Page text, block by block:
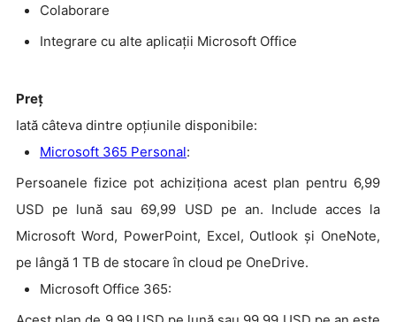
Colaborare
Integrare cu alte aplicații Microsoft Office
Preţ
Iată câteva dintre opțiunile disponibile:
Microsoft 365 Personal:
Persoanele fizice pot achiziționa acest plan pentru 6,99
USD pe lună sau 69,99 USD pe an. Include acces la
Microsoft Word, PowerPoint, Excel, Outlook și OneNote,
pe lângă 1 TB de stocare în cloud pe OneDrive.
Microsoft Office 365: